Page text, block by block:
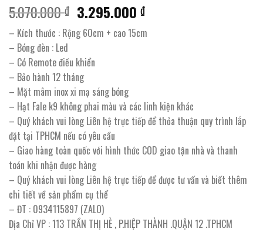
5.070.000₫ Giá
gốc
là:
5.070.000 ₫.
3.295.000₫Giá
hiện
tại
– Kích thước : Rộng 60cm + cao 15cm
– Bóng đèn : Led
– Có Remote điều khiển
– Bảo hành 12 tháng
– Mặt mâm inox xi mạ sáng bóng
– Hạt Fale k9 không phai màu và các linh kiện khác
– Quý khách vui lòng Liên hệ trực tiếp để thỏa thuận quy trình lắp
đặt tại TPHCM nếu có yêu cầu
– Giao hàng toàn quốc với hình thức COD giao tận nhà và thanh
toán khi nhận được hàng
– Quý khách vui lòng Liên hệ trực tiếp để được tư vấn và biết thêm
chi tiết về sản phẩm cụ thể
– ĐT : 0934115897 (ZALO)
Địa Chỉ VP : 113 TRẦN THỊ HÈ , P.HIỆP THÀNH .QUẬN 12 .TPHCM